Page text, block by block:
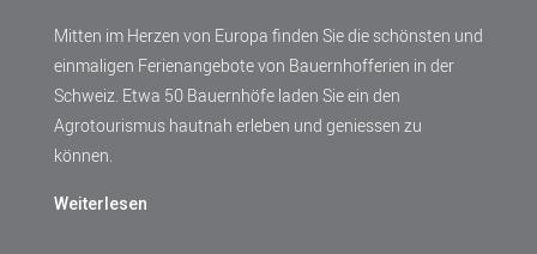
Mitten im Herzen von Europa finden Sie die schönsten und
einmaligen Ferienangebote von Bauernhofferien in der
Schweiz. Etwa 50 Bauernhöfe laden Sie ein den
Agrotourismus hautnah erleben und geniessen zu
können.
Weiterlesen